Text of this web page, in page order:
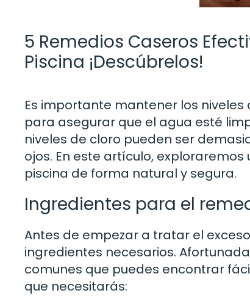
5 Remedios Caseros
Piscina ¡Descúbrelos!
Es importante mantener los
para asegurar que el agua esté
niveles de cloro pueden ser
ojos. En este artículo,
piscina de forma natural y segura.
Ingredientes para el
Antes de empezar a tratar el
ingredientes necesarios.
comunes que puedes encontrar
que necesitarás: